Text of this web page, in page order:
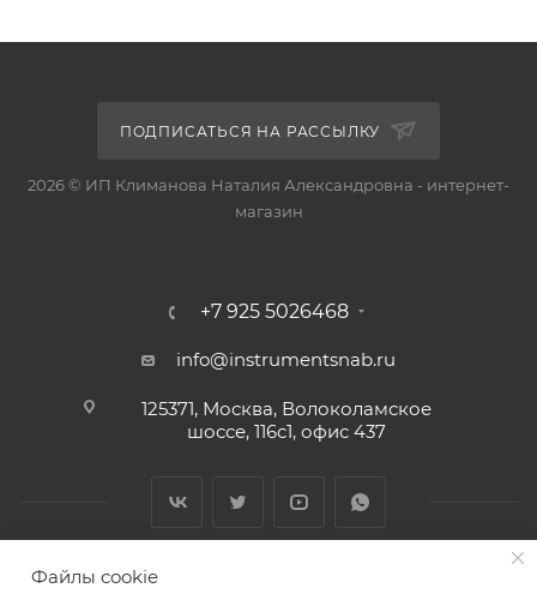
ПОДПИСАТЬСЯ НА РАССЫЛКУ
2026 © ИП Климанова Наталия Александровна - интернет-
магазин
+7 925 5026468
info@instrumentsnab.ru
125371, Москва, Волоколамское
шоссе, 116с1, офис 437
Файлы cookie